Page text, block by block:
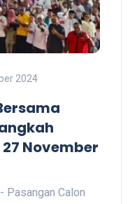
2024
November
Pasangan Calon